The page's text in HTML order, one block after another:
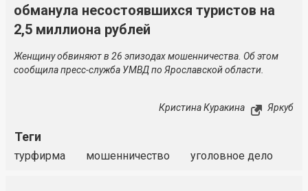
обманула несостоявшихся туристов на
2,5 миллиона рублей
Женщину обвиняют в 26 эпизодах мошенничества. Об этом
сообщила пресс-служба УМВД по Ярославской области.
Кристина Куракина Яркуб
Теги
турфирма мошенничество уголовное дело